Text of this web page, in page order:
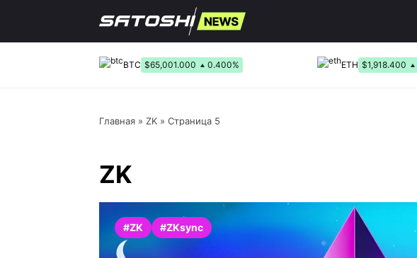
BTC $65,001.000 0.400% ETH $1,918.400
Главная» ZK» Страница 5
ZK
#ZK #ZKsync